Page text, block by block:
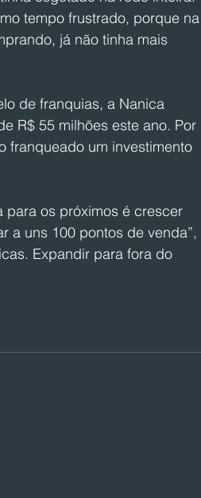
tempo frustrado, porque na
já não tinha mais
de franquias, a Nanica
R$ 55 milhões este ano. Por
franqueado um investimento
para os próximos é crescer
a uns 100 pontos de venda”,
Expandir para fora do